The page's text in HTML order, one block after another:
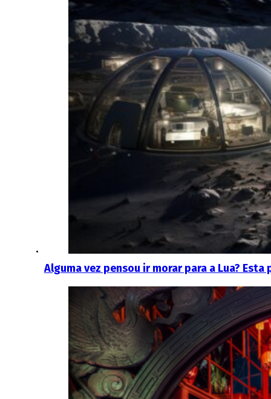
Alguma vez pensou ir morar para a Lua?